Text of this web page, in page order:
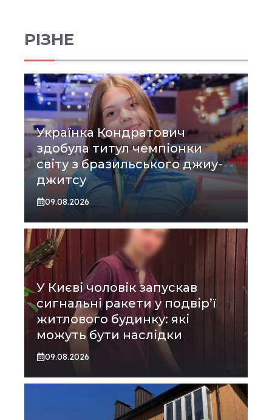
РІЗНЕ
Українка Кондратович
здобула титул чемпіонки
світу з бразильського джиу-
джитсу
09.08.2026
У Києві чоловік запускав
сигнальні ракети у подвір’ї
житлового будинку: які
можуть бути наслідки
09.08.2026